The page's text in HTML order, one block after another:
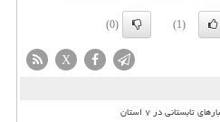
(1)
(0)
X